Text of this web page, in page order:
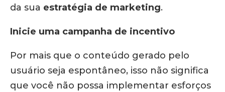
da sua estratégia de marketing.
Inicie uma campanha de incentivo
Por mais que o conteúdo gerado pelo
usuário seja espontâneo, isso não significa
que você não possa implementar esforços